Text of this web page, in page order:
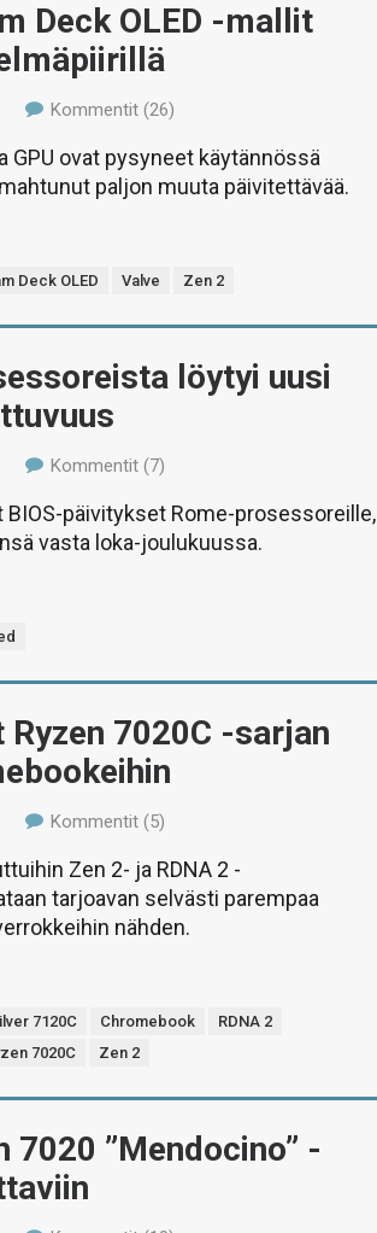
Deck OLED -mallit
Kommentit (26)
ovat pysyneet käytännössä
paljon muuta päivitettävää.
Deck OLED Valve Zen 2
löytyi uusi
Kommentit (7)
päivitykset Rome-prosessoreille,
vasta loka-joulukuussa.
7020C -sarjan
Kommentit (5)
Zen 2- ja RDNA 2 -
tarjoavan selvästi parempaa
nähden.
7120C Chromebook
RDNA 2
7020C Zen 2
7020 ”Mendocino” -